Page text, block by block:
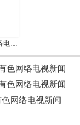
2026年2月27日中国有色网络电视新闻
色网络电视新闻
色网络电视新闻
网络电视新闻